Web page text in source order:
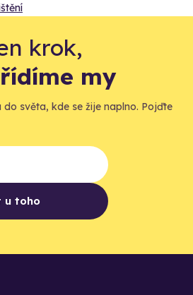
krok,
my
světa, kde se žije naplno. Pojďte
u toho